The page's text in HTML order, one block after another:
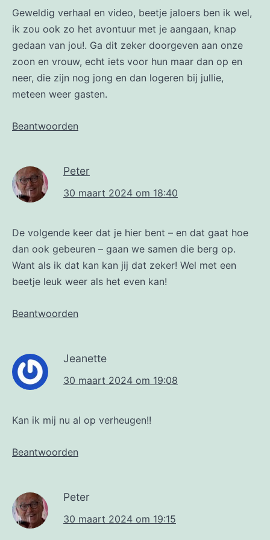
Geweldig verhaal en video, beetje jaloers ben ik wel,
ik zou ook zo het avontuur met je aangaan, knap
gedaan van jou!. Ga dit zeker doorgeven aan onze
zoon en vrouw, echt iets voor hun maar dan op en
neer, die zijn nog jong en dan logeren bij jullie,
meteen weer gasten.
Beantwoorden
Peter
30 maart 2024 om 18:40
De volgende keer dat je hier bent – en dat gaat hoe
dan ook gebeuren – gaan we samen die berg op.
Want als ik dat kan kan jij dat zeker! Wel met een
beetje leuk weer als het even kan!
Beantwoorden
Jeanette
30 maart 2024 om 19:08
Kan ik mij nu al op verheugen!!
Beantwoorden
Peter
30 maart 2024 om 19:15